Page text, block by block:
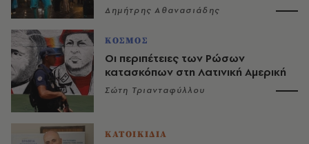
Δημήτρης Αθανασιάδης
ΚΟΣΜΟΣ
Οι περιπέτειες των Ρώσων
κατασκόπων στη Λατινική Αμερική
Σώτη Τριανταφύλλου
ΚΑΤΟΙΚΙΔΙΑ